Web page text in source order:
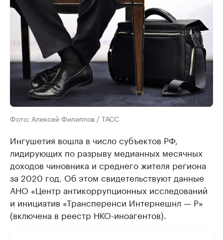
Фото: Алексей Филиппов / ТАСС
Ингушетия вошла в число субъектов РФ,
лидирующих по разрыву медианных месячных
доходов чиновника и среднего жителя региона
за 2020 год. Об этом свидетельствуют данные
АНО «Центр антикоррупционных исследований
и инициатив «Трансперенси Интернешнл — Р»
(включена в реестр НКО-иноагентов).